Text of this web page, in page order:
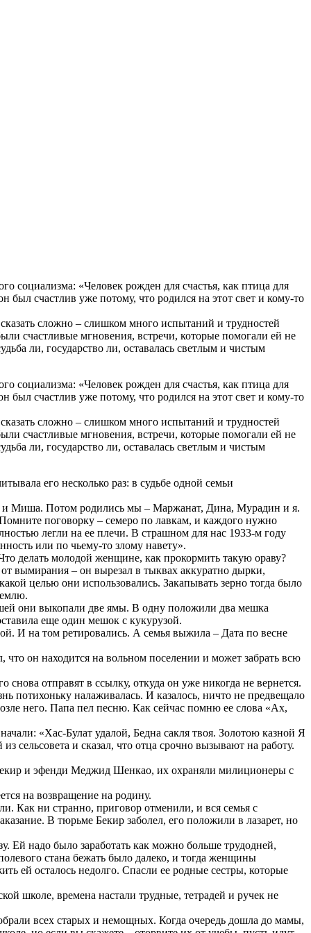
социализма: «Человек рожден для счастья, как птица для
счастлив уже потому, что родился на этот свет и кому-то
сложно – слишком много испытаний и трудностей
счастливые мгновения, встречи, которые помогали ей не
ли, государство ли, оставалась светлым и чистым
социализма: «Человек рожден для счастья, как птица для
счастлив уже потому, что родился на этот свет и кому-то
сложно – слишком много испытаний и трудностей
счастливые мгновения, встречи, которые помогали ей не
ли, государство ли, оставалась светлым и чистым
его несколько раз: в судьбе одной семьи
и Миша. Потом родились мы – Маржанат, Дина, Мурадин и я.
поговорку – семеро по лавкам, и каждого нужно
легли на ее плечи. В страшном для нас 1933-м году
или по чьему-то злому навету».
делать молодой женщине, как прокормить такую ораву?
вымирания – он вырезал в тыквах аккуратно дырки,
целью они использовались. Закапывать зерно тогда было
они выкопали две ямы. В одну положили два мешка
еще один мешок с кукурузой.
И на том ретировались. А семья выжила – Дата по весне
он находится на вольном поселении и может забрать всю
отправят в ссылку, откуда он уже никогда не вернется.
потихоньку налаживалась. И казалось, ничто не предвещало
него. Папа пел песню. Как сейчас помню ее слова «Ах,
«Хас-Булат удалой, Бедна сакля твоя. Золотою казной Я
и сказал, что отца срочно вызывают на работу.
и эфенди Меджид Шенкао, их охраняли милиционеры с
на возвращение на родину.
Как ни странно, приговор отменили, и вся семья с
В тюрьме Бекир заболел, его положили в лазарет, но
Ей надо было заработать как можно больше трудодней,
стана бежать было далеко, и тогда женщины
ей осталось недолго. Спасли ее родные сестры, которые
школе, времена настали трудные, тетрадей и ручек не
всех старых и немощных. Когда очередь дошла до мамы,